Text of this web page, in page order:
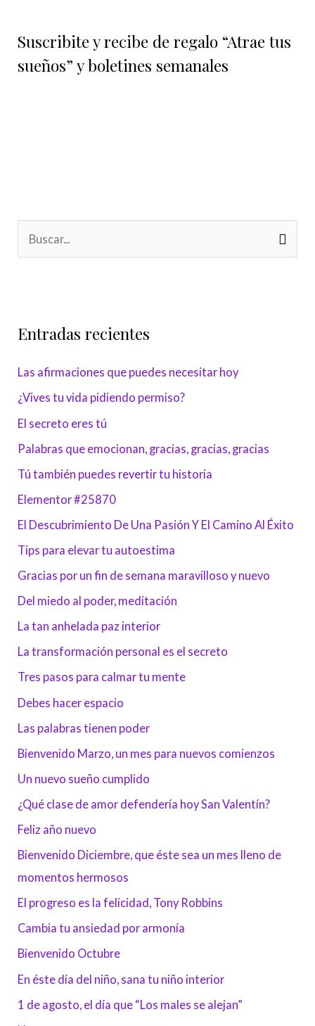
Suscribite y recibe de regalo “Atrae tus
sueños” y boletines semanales
a
p
o
r
:
Entradas recientes
Las afirmaciones que puedes necesitar hoy
¿Vives tu vida pidiendo permiso?
El secreto eres tú
Palabras que emocionan, gracias, gracias, gracias
Tú también puedes revertir tu historia
Elementor #25870
El Descubrimiento De Una Pasión Y El Camino Al Éxito
Tips para elevar tu autoestima
Gracias por un fin de semana maravilloso y nuevo
Del miedo al poder, meditación
La tan anhelada paz interior
La transformación personal es el secreto
Tres pasos para calmar tu mente
Debes hacer espacio
Las palabras tienen poder
Bienvenido Marzo, un mes para nuevos comienzos
Un nuevo sueño cumplido
¿Qué clase de amor defendería hoy San Valentín?
Feliz año nuevo
Bienvenido Diciembre, que éste sea un mes lleno de
momentos hermosos
El progreso es la felicidad, Tony Robbins
Cambia tu ansiedad por armonía
Bienvenido Octubre
En éste día del niño, sana tu niño interior
1 de agosto, el día que “Los males se alejan”